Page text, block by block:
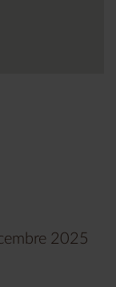
2025